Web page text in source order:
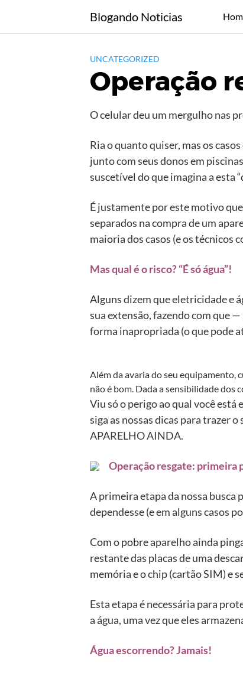
content
Blogando Noticias
UNCATEGORIZED
Operação
O celular deu um mergulho nas
Ria o quanto quiser, mas os
junto com seus donos em
suscetível do que imagina a esta
É justamente por este motivo
separados na compra de um
maioria dos casos (e os técnicos
Mas qual é o risco? “É só água”!
Alguns dizem que eletricidade e
sua extensão, fazendo com que
forma inapropriada (o que pode
Além da avaria do seu equipamento,
não é bom. Dada a sensibilidade dos
Viu só o perigo ao qual você está
siga as nossas dicas para trazer
APARELHO AINDA.
Operação resgate: primeira
A primeira etapa da nossa busca
dependesse (e em alguns casos
Com o pobre aparelho ainda
restante das placas de uma
memória e o chip (cartão SIM) e
Esta etapa é necessária para
a água, uma vez que eles
Água escorrendo? Jamais!